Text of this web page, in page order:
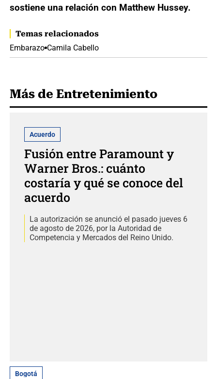
sostiene una relación con Matthew Hussey.
Temas relacionados
Embarazo Camila Cabello
Más de Entretenimiento
Acuerdo
Fusión entre Paramount y
Warner Bros.: cuánto
costaría y qué se conoce del
acuerdo
La autorización se anunció el pasado jueves 6
de agosto de 2026, por la Autoridad de
Competencia y Mercados del Reino Unido.
Bogotá